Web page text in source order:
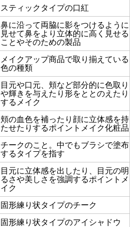
スティックタイプの口紅
鼻に沿って両脇に影をつけるように
見せて鼻をより立体的に高く見せる
ことやそのための製品
メイクアップ商品で取り揃えている
色の種類
目元や口元、頬など部分的に色取り
や輝きを与えたり形をととのえたり
するメイク
頬の血色を補ったり顔に立体感を持
たせたりするポイントメイク化粧品
チークのこと。中でもブラシで塗布
するタイプを指す
目元に立体感を出したり、目元の明
るさや美しさを強調するポイントメ
イク
固形練り状タイプのチーク
固形練り状タイプのアイシャドウ